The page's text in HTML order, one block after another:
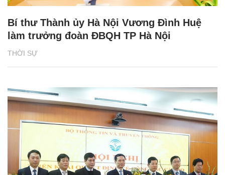
THỜI SỰ
Bí thư Thành ủy Hà Nội Vương Đình Huệ
làm trưởng đoàn ĐBQH TP Hà Nội